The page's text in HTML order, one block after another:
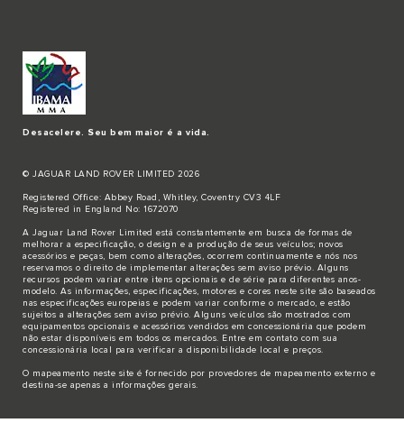
Desacelere. Seu bem maior é a vida.
© JAGUAR LAND ROVER LIMITED 2026
Registered Office: Abbey Road, Whitley, Coventry CV3 4LF
Registered in England No: 1672070
A Jaguar Land Rover Limited está constantemente em busca de formas de
melhorar a especificação, o design e a produção de seus veículos; novos
acessórios e peças, bem como alterações, ocorrem continuamente e nós nos
reservamos o direito de implementar alterações sem aviso prévio. Alguns
recursos podem variar entre itens opcionais e de série para diferentes anos-
modelo. As informações, especificações, motores e cores neste site são baseados
nas especificações europeias e podem variar conforme o mercado, e estão
sujeitos a alterações sem aviso prévio. Alguns veículos são mostrados com
equipamentos opcionais e acessórios vendidos em concessionária que podem
não estar disponíveis em todos os mercados. Entre em contato com sua
concessionária local para verificar a disponibilidade local e preços.
O mapeamento neste site é fornecido por provedores de mapeamento externo e
destina-se apenas a informações gerais.